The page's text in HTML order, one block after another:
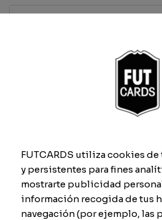
Passing
FUTCARDS utiliza cookies
y persistentes para fines
mostrarte publicidad
información recogida de tus
navegación (por ejemplo, las